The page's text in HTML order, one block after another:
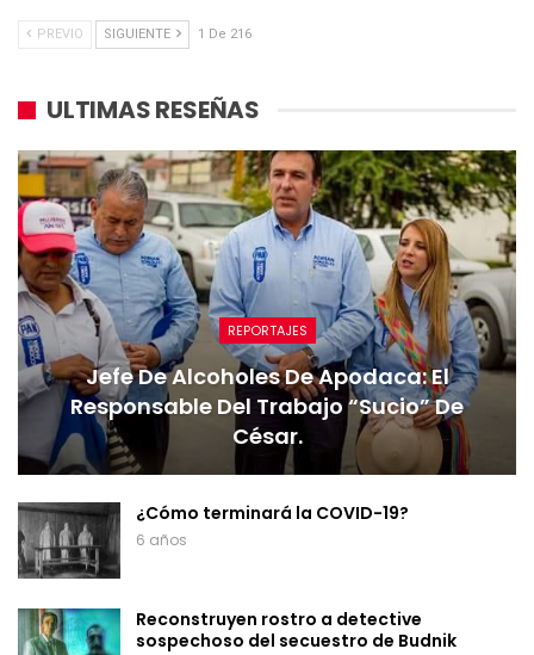
PREVIO SIGUIENTE 1 De 216
ULTIMAS RESEÑAS
REPORTAJES
Jefe De Alcoholes De Apodaca: El
Responsable Del Trabajo “sucio” De
César.
¿Cómo terminará la COVID-19?
6 años
Reconstruyen rostro a detective
sospechoso del secuestro de Budnik